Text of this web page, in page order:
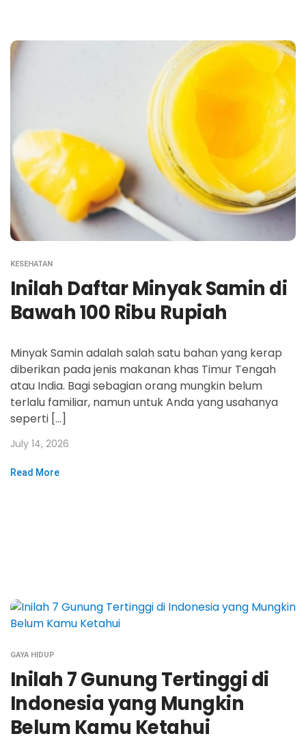
KESEHATAN
Inilah Daftar Minyak Samin di
Bawah 100 Ribu Rupiah
Minyak Samin adalah salah satu bahan yang kerap
diberikan pada jenis makanan khas Timur Tengah
atau India. Bagi sebagian orang mungkin belum
terlalu familiar, namun untuk Anda yang usahanya
seperti […]
July 14, 2026
Read More
GAYA HIDUP
Inilah 7 Gunung Tertinggi di
Indonesia yang Mungkin
Belum Kamu Ketahui